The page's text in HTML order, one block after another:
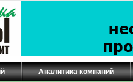
Аналитика компаний